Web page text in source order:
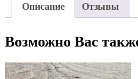
Описание Отзывы
Возможно Вас